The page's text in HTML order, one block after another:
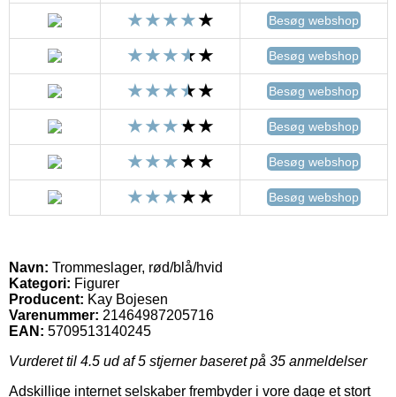
Besøg webshop
Besøg webshop
Besøg webshop
Besøg webshop
Besøg webshop
Besøg webshop
Navn: Trommeslager, rød/blå/hvid
Kategori: Figurer
Producent: Kay Bojesen
Varenummer: 21464987205716
EAN: 5709513140245
Vurderet til 4.5 ud af 5 stjerner baseret på 35 anmeldelser
Adskillige internet selskaber frembyder i vore dage et stort